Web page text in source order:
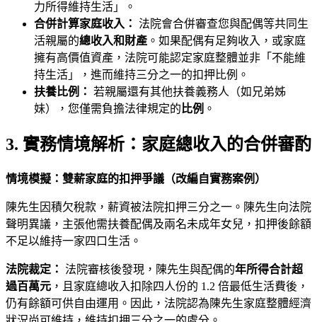
力所得維持生活」。
合併計算家庭收入： 法院會合併審查您與配偶等共同生
活親屬的總收入和財產 。如果配偶有足夠收入，或家庭
擁有高價值資產，法院可能認定家庭整體並非「不能維
持生活」，進而維持三分之一的扣押比例。
扶養比例： 若親屬還有其他扶養義務人（如兄弟姊
妹），您僅需負擔法律規定的 比例 。
3. 實務情境解析：家庭總收入的合併審酌
情境模擬：雙薪家庭的扣押爭議（改編自實務案例）
陳先生因積欠稅款，薪資被法院扣押三分之一。陳先生向法院
聲明異議，主張他需扶養配偶及兩名未成年女兒，扣押後餘額
不足以維持一家四口生活。
法院裁定： 法院審核後發現，陳先生與配偶的年所得合計超
過百萬元 ，且家庭總收入扣除四人份的 1.2 倍最低生活費後，
仍有餘額可供自由運用。因此，法院認為陳先生家庭整體經濟